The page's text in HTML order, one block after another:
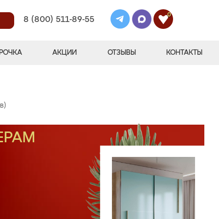
8 (800) 511-89-55
0
АКЦИИ ОТЗЫВЫ КОНТАКТЫ